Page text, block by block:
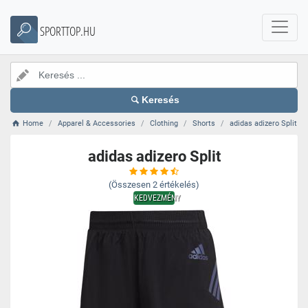
SPORTTOP.HU
Keresés
Home Apparel & Accessories Clothing Shorts adidas adizero Split
adidas adizero Split
(Összesen 2 értékelés)
KEDVEZMÉNY